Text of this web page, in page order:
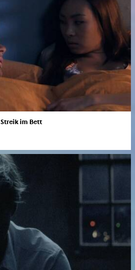
Streik im Bett